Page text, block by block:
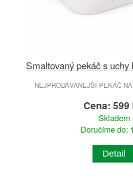
Smaltovaný pekáč s
NEJPRODÁVANĚJŠÍ PEKÁČ
Cena: 599
Skladem
Doručíme do:
Detail